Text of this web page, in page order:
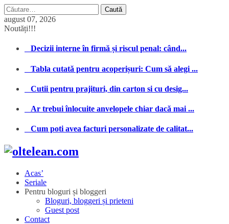
Caută
după:
august 07, 2026
Noutăți!!!
Decizii interne în firmă și riscul penal: când...
Tabla cutată pentru acoperișuri: Cum să alegi ...
Cutii pentru prajituri, din carton si cu desig...
Ar trebui înlocuite anvelopele chiar dacă mai ...
Cum poti avea facturi personalizate de calitat...
Acas’
Seriale
Pentru bloguri și bloggeri
Bloguri, bloggeri și prieteni
Guest post
Contact